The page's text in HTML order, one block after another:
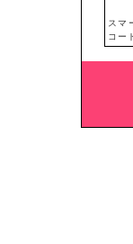
スマ
コー